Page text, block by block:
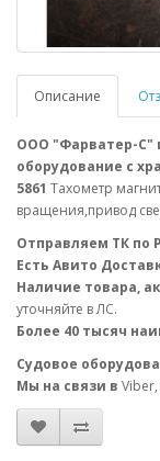
Описание
ООО "Фарватер-С"
оборудование с
5861 Тахометр
вращения,привод
Отправляем ТК по
Есть Авито
Наличие товара,
уточняйте в ЛС.
Более 40 тысяч
Судовое
Мы на связи в